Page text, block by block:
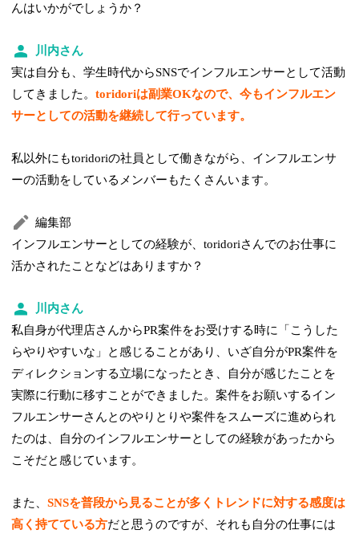
んはいかがでしょうか？
川内さん
実は自分も、学生時代からSNSでインフルエンサーとして活動
してきました。toridoriは副業OKなので、今もインフルエン
サーとしての活動を継続して行っています。
私以外にもtoridoriの社員として働きながら、インフルエンサ
ーの活動をしているメンバーもたくさんいます。
編集部
インフルエンサーとしての経験が、toridoriさんでのお仕事に
活かされたことなどはありますか？
川内さん
私自身が代理店さんからPR案件をお受けする時に「こうした
らやりやすいな」と感じることがあり、いざ自分がPR案件を
ディレクションする立場になったとき、自分が感じたことを
実際に行動に移すことができました。案件をお願いするイン
フルエンサーさんとのやりとりや案件をスムーズに進められ
たのは、自分のインフルエンサーとしての経験があったから
こそだと感じています。
また、SNSを普段から見ることが多くトレンドに対する感度は
高く持てている方だと思うのですが、それも自分の仕事には